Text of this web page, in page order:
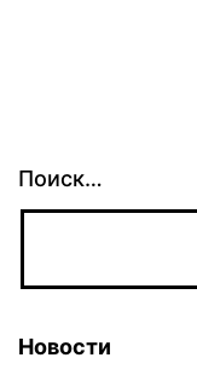
Поиск…
Новости